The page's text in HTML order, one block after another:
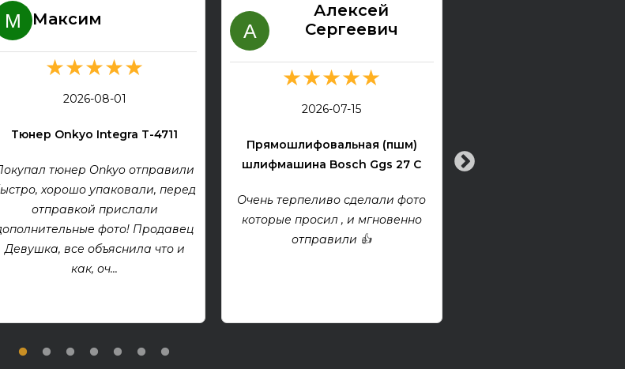
Максим
★★★★★
2026-08-01
Тюнер Onkyo Integra T-4711
тюнер Onkyo отправили
хорошо упаковали, перед
отправкой прислали
фото! Продавец
Девушка, все объяснила что и
как, оч...
Алексей
Сергеевич
★★★★★
2026-07-15
Прямошлифовальная (пшм)
шлифмашина Bosch Ggs 27 C
Очень терпеливо сделали фото
которые просил , и мгновенно
отправили 👍
Все хорошо! Гитара